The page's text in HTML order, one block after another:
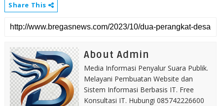
Share This
About Admin
Media Informasi Penyalur Suara Publik.
Melayani Pembuatan Website dan
Sistem Informasi Berbasis IT. Free
Konsultasi IT. Hubungi 085742226600